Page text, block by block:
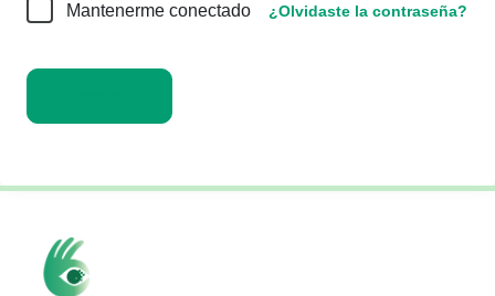
Mantenerme conectado ¿Olvidaste la contraseña?